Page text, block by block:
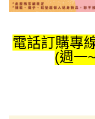
電話訂購專
(週一